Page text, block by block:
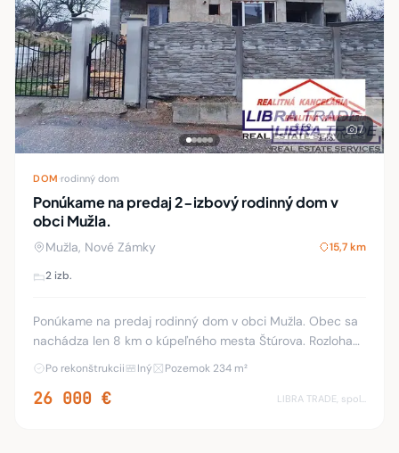
7
DOM rodinný dom
Ponúkame na predaj 2-izbový rodinný dom v
obci Mužla.
Mužla, Nové Zámky 15,7 km
2 izb.
Ponúkame na predaj rodinný dom v obci Mužla. Obec sa
nachádza len 8 km o kúpeľného mesta Štúrova. Rozloha
pozemku je 234 m2. Rodinný dom sa nachádza v centre
obce. Pozostáva z 2 izieb, predsiene, mal
Po rekonštrukcii Iný Pozemok 234 m²
26 000 € LIBRA TRADE, spol.s.r.o.